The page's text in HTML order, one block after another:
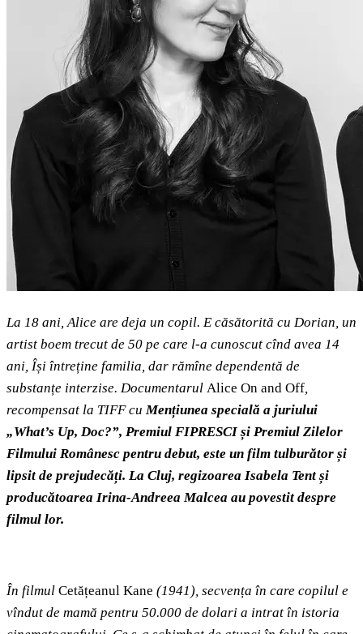
La 18 ani, Alice are deja un copil. E căsătorită cu Dorian, un
artist boem trecut de 50 pe care l-a cunoscut cînd avea 14
ani, Își întreține familia, dar rămîne dependentă de
substanțe interzise. Documentarul Alice On and Off,
recompensat la TIFF cuMențiunea specială a juriului
„What’s Up, Doc?”, Premiul FIPRESCI și Premiul Zilelor
Filmului Românesc pentru debut, este un film tulburător și
lipsit de prejudecăți. La Cluj, regizoarea Isabela Tent și
producătoarea Irina-Andreea Malcea au povestit despre
filmul lor.
În filmul Cetățeanul Kane (1941), secvența în care copilul e
vîndut de mamă pentru 50.000 de dolari a intrat în istoria